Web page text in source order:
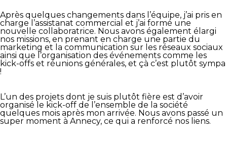
Après quelques changements dans l’équipe, j’ai pris en
charge l’assistanat commercial et j’ai formé une
nouvelle collaboratrice. Nous avons également élargi
nos missions, en prenant en charge une partie du
marketing et la communication sur les réseaux sociaux
ainsi que l’organisation des événements comme les
kick-offs et réunions générales, et çà c’est plutôt sympa
!
L’un des projets dont je suis plutôt fière est d’avoir
organisé le kick-off de l’ensemble de la société
quelques mois après mon arrivée. Nous avons passé un
super moment à Annecy, ce qui a renforcé nos liens.